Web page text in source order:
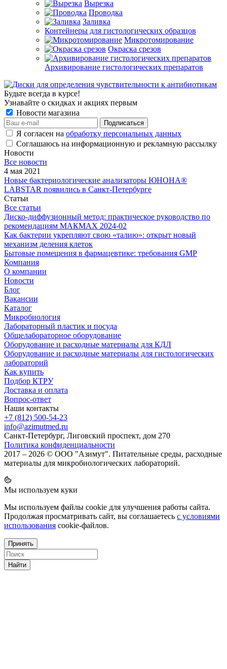
Вырезка
Проводка
Заливка
Контейнеры для гистологических образцов
Микротомирование
Окраска срезов
Архивирование гистологических препаратов
Будьте всегда в курсе!
Узнавайте о скидках и акциях первым
Новости магазина
Я согласен на обработку персональных данных
Соглашаюсь на информационную и рекламную рассылку
Новости
Все новости
4 мая 2021
Новые бактериологические анализаторы ЮНОНА®
LABSTAR появились в Санкт-Петербурге
Статьи
Все статьи
Диско-диффузионный метод: практическое руководство по
рекомендациям МАКМАХ 2024-02
Как бактерии укрепляют свою «талию»: открыт новый
механизм деления клеток
Бытовые помещения в фармацевтике: требования GMP
Компания
О компании
Новости
Блог
Вакансии
Каталог
Микробиология
Лабораторный пластик и посуда
Общелабораторное оборудование
Оборудование и расходные материалы для КДЛ
Оборудование и расходные материалы для гистологических
лабораторий
Как купить
Подбор КТРУ
Доставка и оплата
Вопрос-ответ
Наши контакты
+7 (812) 500-54-23
info@azimutmed.ru
Санкт-Петербург, Лиговский проспект, дом 270
Политика конфиденциальности
2017 – 2026 © ООО "Азимут". Питательные среды, расходные
материалы для микробиологических лабораторий.
Мы используем куки
Мы используем файлы cookie для улучшения работы сайта.
Продолжая просматривать сайт, вы соглашаетесь с условиями
использования cookie-файлов.
Принять
Найти